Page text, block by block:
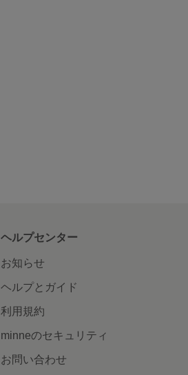
ヘルプセンター
お知らせ
ヘルプとガイド
利用規約
minneのセキュリティ
お問い合わせ